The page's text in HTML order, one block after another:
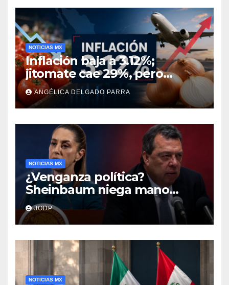
NOTICIAS MX
Inflación baja a 3.12%;
jitomate cae 29%, pero
cebolla y vuelos se
encarecen
ANGÉLICA DELGADO PARRA
NOTICIAS MX
¿Venganza política?
Sheinbaum niega mano
negra en captura de Ángel
Aguirre
JODP
NOTICIAS MX